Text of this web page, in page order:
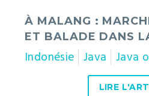
À MALANG :
ET BALADE DANS
Indonésie Java Java
LIRE